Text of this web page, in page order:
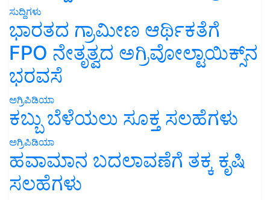
ಸುದ್ದಿಗಳು
ಭಾರತದ ಗ್ರಾಮೀಣ ಆರ್ಥಿಕತೆಗೆ
FPO ನೇತೃತ್ವದ ಅಗ್ರಿವೋಲ್ಟಾಯಿಕ್ಸ್‌ನ
ಭರವಸೆ
ಅಗ್ರಿಪಿಡಿಯಾ
ಕಬ್ಬು ಬೆಳೆಯಲು ಸೂಕ್ತ ಸಲಹೆಗಳು
ಅಗ್ರಿಪಿಡಿಯಾ
ಹವಾಮಾನ ಬದಲಾವಣೆಗೆ ತಕ್ಕ ಕೃಷಿ
ಸಲಹೆಗಳು